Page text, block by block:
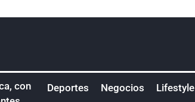
con
Deportes Negocios Lifestyle